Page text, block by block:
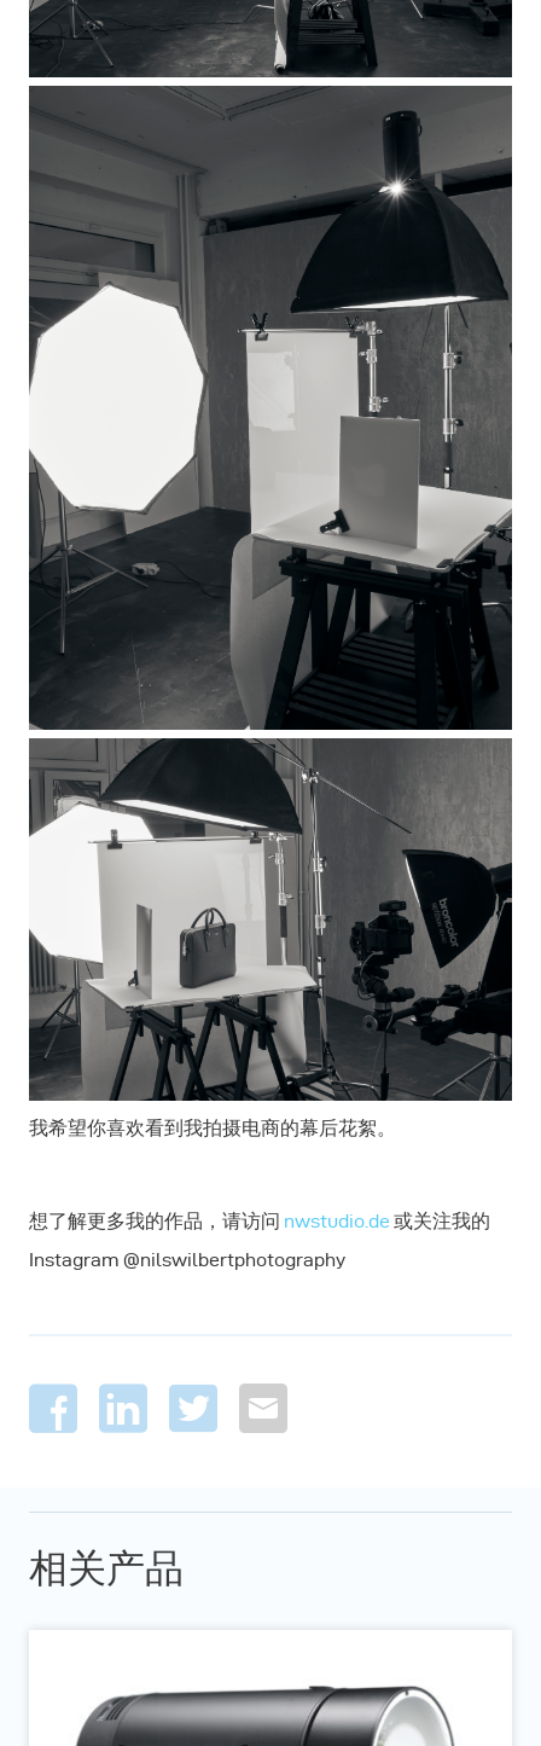
我希望你喜欢看到我拍摄电商的幕后花絮。
想了解更多我的作品，请访问 nwstudio.de 或关注我的
Instagram @nilswilbertphotography
相关产品